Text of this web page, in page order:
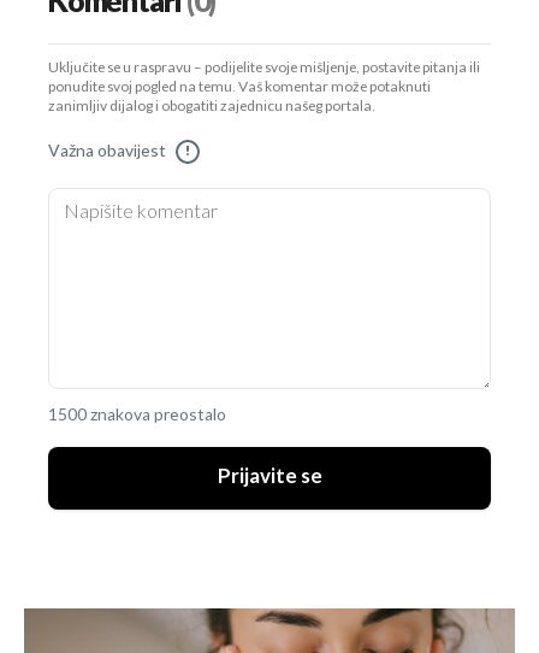
Uključite se u raspravu – podijelite svoje mišljenje, postavite pitanja ili
ponudite svoj pogled na temu. Vaš komentar može potaknuti
zanimljiv dijalog i obogatiti zajednicu našeg portala.
Važna obavijest !
1500 znakova preostalo
Prijavite se